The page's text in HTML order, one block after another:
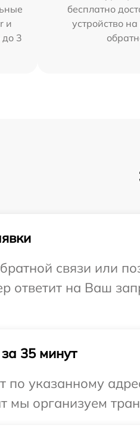
и
до 3
бесплатно
устройство
связи или
ответит на Ваш
35 минут
по указанному
мы организуем